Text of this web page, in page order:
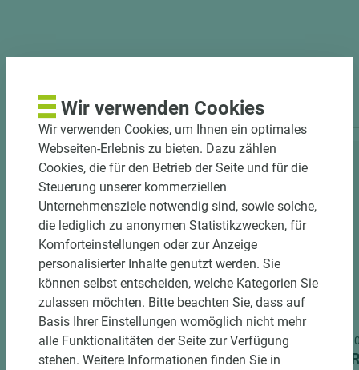
PASSENDES ZUBEHÖR
2 weitere Varianten
Art.-Nr. 06700010014
EGGER Arbeitsplatte Postforming
Art.-Nr.
Wir verwenden Cookies
Wir verwenden Cookies, um Ihnen ein optimales
Webseiten-Erlebnis zu bieten. Dazu zählen
Cookies, die für den Betrieb der Seite und für die
Steuerung unserer kommerziellen
Unternehmensziele notwendig sind, sowie solche,
die lediglich zu anonymen Statistikzwecken, für
Komforteinstellungen oder zur Anzeige
personalisierter Inhalte genutzt werden. Sie
können selbst entscheiden, welche Kategorien Sie
zulassen möchten. Bitte beachten Sie, dass auf
Basis Ihrer Einstellungen womöglich nicht mehr
alle Funktionalitäten der Seite zur Verfügung
stehen. Weitere Informationen finden Sie in